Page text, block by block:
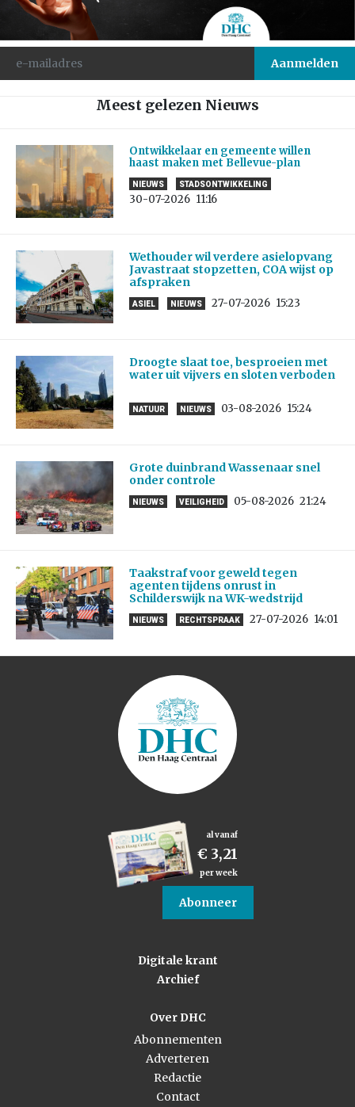
Meest gelezen Nieuws
Ontwikkelaar en gemeente willen
haast maken met Bellevue-plan
NIEUWS STADSONTWIKKELING
30-07-2026 11:16
Wethouder wil verdere asielopvang
Javastraat stopzetten, COA wijst op
afspraken
ASIEL NIEUWS 27-07-2026 15:23
Droogte slaat toe, besproeien met
water uit vijvers en sloten verboden
NATUUR NIEUWS 03-08-2026 15:24
Grote duinbrand Wassenaar snel
onder controle
NIEUWS VEILIGHEID 05-08-2026 21:24
Taakstraf voor geweld tegen
agenten tijdens onrust in
Schilderswijk na WK-wedstrijd
NIEUWS RECHTSPRAAK 27-07-2026 14:01
al vanaf
€ 3,21
per week
Abonneer
Digitale krant
Archief
Over DHC
Abonnementen
Adverteren
Redactie
Contact